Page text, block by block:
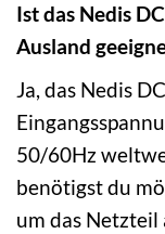
Ist das Nedis
Ausland
Ja, das Nedis
50/60Hz
benötigst du
um das Netzteil